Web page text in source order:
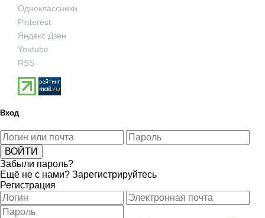
Одноклассники
Pinterest
Яндекс Дзен
Youtube
RSS
Вход
Забыли пароль?
Ещё не с нами? Зарегистрируйтесь
Регистрация